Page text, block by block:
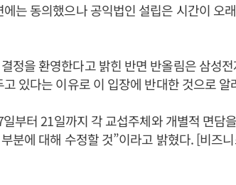
는 동의했으나 공익법인 설립은 시간이 오
정을 환영한다고 밝힌 반면 반올림은 삼성
있다는 이유로 이 입장에 반대한 것으로 알
부터 21일까지 각 교섭주체와 개별적 면담
분에 대해 수정할 것”이라고 밝혔다. [비즈